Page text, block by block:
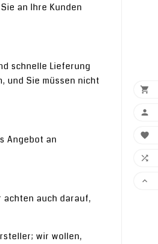
an Ihre Kunden
schnelle Lieferung
und Sie müssen nicht
Angebot an
achten auch darauf,
wir wollen,




